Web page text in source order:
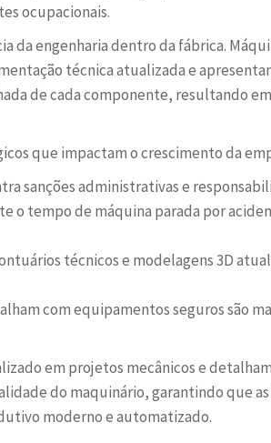
ocupacionais.
da engenharia dentro da fábrica.
técnica atualizada e
de cada componente, resultando
que impactam o crescimento da
sanções administrativas e
o tempo de máquina parada por
técnicos e modelagens 3D
com equipamentos seguros são
em projetos mecânicos e
do maquinário, garantindo que
moderno e automatizado.